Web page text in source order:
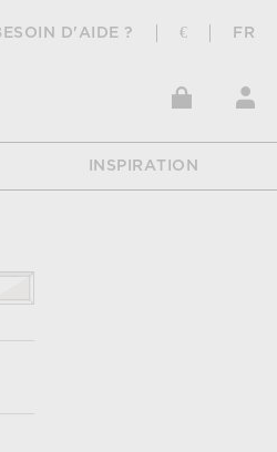
D'AIDE ? € FR
INSPIRATION